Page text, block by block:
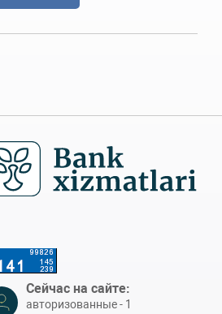
Сейчас на сайте:
авторизованные - 1